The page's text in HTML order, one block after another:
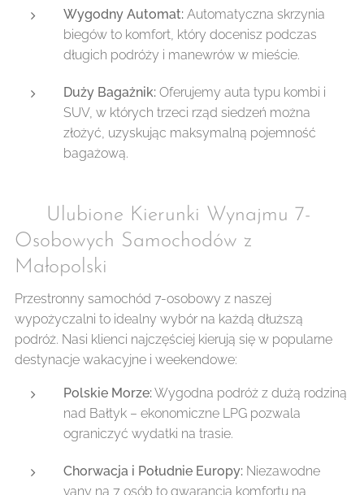
Wygodny Automat: Automatyczna skrzynia
biegów to komfort, który docenisz podczas
długich podróży i manewrów w mieście.
Duży Bagażnik: Oferujemy auta typu kombi i
SUV, w których trzeci rząd siedzeń można
złożyć, uzyskując maksymalną pojemność
bagażową.
🗺️ Ulubione Kierunki Wynajmu 7-
Osobowych Samochodów z
Małopolski
Przestronny samochód 7-osobowy z naszej
wypożyczalni to idealny wybór na każdą dłuższą
podróż. Nasi klienci najczęściej kierują się w popularne
destynacje wakacyjne i weekendowe:
Polskie Morze:Wygodna podróż z dużą rodziną
nad Bałtyk – ekonomiczne LPG pozwala
ograniczyć wydatki na trasie.
Chorwacja i Południe Europy: Niezawodne
vany na 7 osób to gwarancja komfortu na